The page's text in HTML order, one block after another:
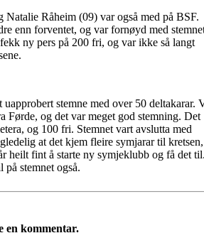
Natalie Råheim (09) var også med på BSF.
enn forventet, og var fornøyd med
ny pers på 200 fri, og var ikke så langt
uapprobert stemne med over 50 deltakarar.
Førde, og det var meget god stemning. Det
og 100 fri. Stemnet vart avslutta med
at det kjem fleire symjarar til kretsen,
heilt fint å starte ny symjeklubb og få det
på stemnet også.
en kommentar.